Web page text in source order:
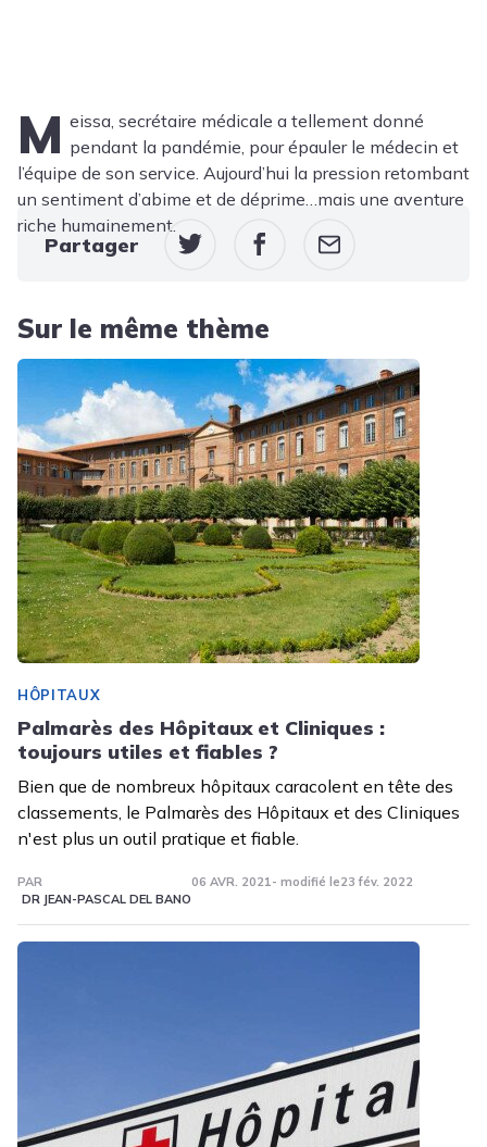
M eissa, secrétaire médicale a tellement donné
pendant la pandémie, pour épauler le médecin et
l’équipe de son service. Aujourd’hui la pression retombant
un sentiment d’abime et de déprime…mais une aventure
riche humainement.
Partager
Sur le même thème
HÔPITAUX
Palmarès des Hôpitaux et Cliniques :
toujours utiles et fiables ?
Bien que de nombreux hôpitaux caracolent en tête des
classements, le Palmarès des Hôpitaux et des Cliniques
n'est plus un outil pratique et fiable.
PAR
DR JEAN-PASCAL DEL BANO
06 AVR. 2021- modifié le23 fév. 2022